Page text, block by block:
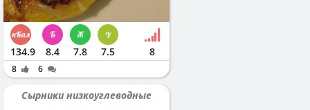
134.9 8.4 7.8 7.5 8
8 6
Сырники низкоуглеводные